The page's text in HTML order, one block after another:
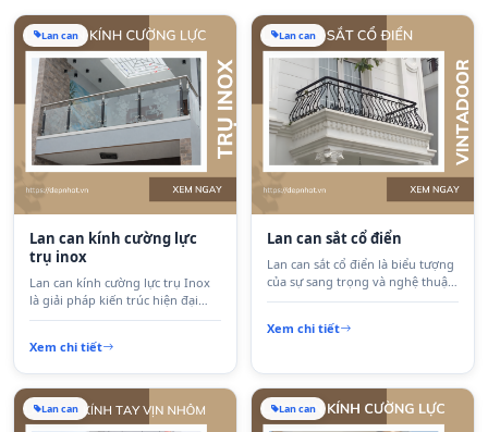
Lan can
Lan can kính cường lực
trụ inox
Lan can kính cường lực trụ Inox
là giải pháp kiến trúc hiện đại
giúp tối ưu không gian và mang
Sản phẩm sử dụng kính cường
lực dày, hệ trụ Inox 304 chắc
chắn chống gỉ sét, phù hợp cho
nhiều loại công trình từ nhà phố
đến biệt thự.
Xem chi tiết
Lan can
Lan can sắt cổ điển
Lan can sắt cổ điển là biểu tượng
của sự sang trọng và nghệ thuật
kiến trúc Châu Âu. Với các họa
lớp sơn tĩnh điện bền màu, sản
tuyệt đối cho các công trình biệt
thự, nhà phố.
Xem chi tiết
Lan can Lan can